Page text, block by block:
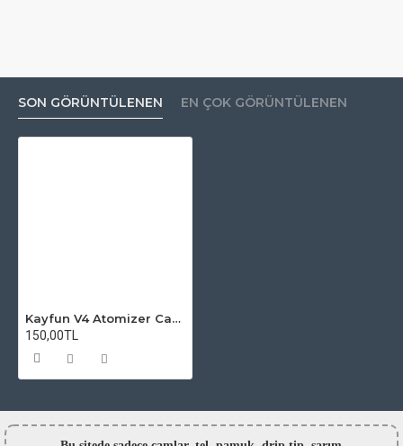
SON GÖRÜNTÜLENEN EN ÇOK GÖRÜNTÜLENEN
Kayfun V4 Atomizer Camı
150,00TL